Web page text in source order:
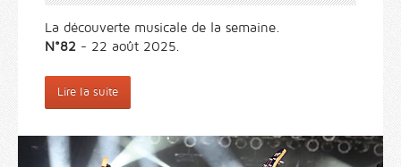
La découverte musicale de la semaine.
N°82 - 22 août 2025.
Lire la suite